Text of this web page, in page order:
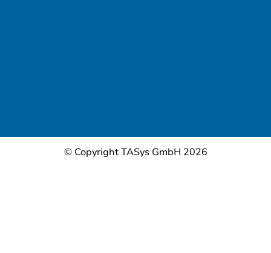
© Copyright TASys GmbH 2026